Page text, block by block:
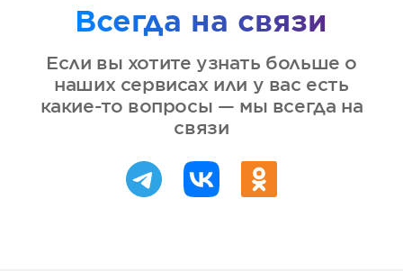
Всегда на связи
Если вы хотите узнать больше о
наших сервисах или у вас есть
какие-то вопросы — мы всегда на
связи